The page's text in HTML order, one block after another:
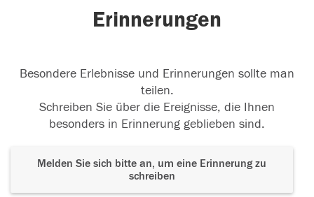
Erinnerungen
Besondere Erlebnisse und Erinnerungen sollte man
teilen.
Schreiben Sie über die Ereignisse, die Ihnen
besonders in Erinnerung geblieben sind.
Melden Sie sich bitte an, um eine Erinnerung zu
schreiben